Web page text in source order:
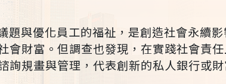
與優化員工的福祉，是創造社會永續影
會財富。但調查也發現，在實踐社會責
詢規畫與管理，代表創新的私人銀行或